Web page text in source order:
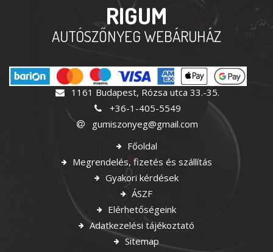
RIGUM
AUTÓSZŐNYEG WEBÁRUHÁZ
1161 Budapest, Rózsa utca 33.-35.
+36-1-405-5549
gumiszonyeg@gmail.com
Főoldal
Megrendelés, fizetés és szállítás
Gyakori kérdések
ÁSZF
Elérhetőségeink
Adatkezelési tájékoztató
Sitemap